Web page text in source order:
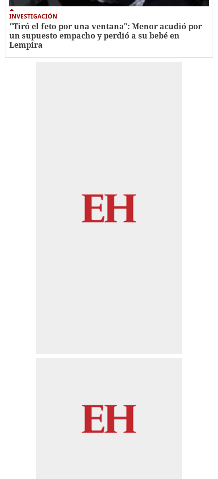
INVESTIGACIÓN
"Tiró el feto por una ventana": Menor acudió por
un supuesto empacho y perdió a su bebé en
Lempira